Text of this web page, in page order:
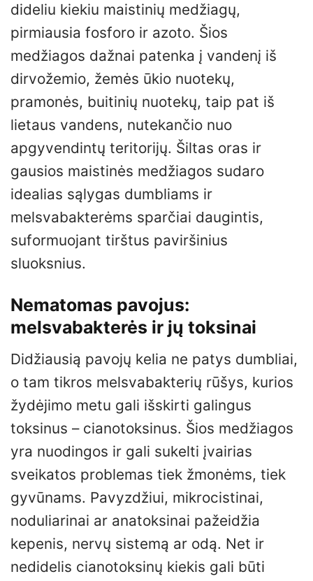
dideliu kiekiu maistinių medžiagų,
pirmiausia fosforo ir azoto. Šios
medžiagos dažnai patenka į vandenį iš
dirvožemio, žemės ūkio nuotekų,
pramonės, buitinių nuotekų, taip pat iš
lietaus vandens, nutekančio nuo
apgyvendintų teritorijų. Šiltas oras ir
gausios maistinės medžiagos sudaro
idealias sąlygas dumbliams ir
melsvabakterėms sparčiai daugintis,
suformuojant tirštus paviršinius
sluoksnius.
Nematomas pavojus:
melsvabakterės ir jų toksinai
Didžiausią pavojų kelia ne patys dumbliai,
o tam tikros melsvabakterių rūšys, kurios
žydėjimo metu gali išskirti galingus
toksinus – cianotoksinus. Šios medžiagos
yra nuodingos ir gali sukelti įvairias
sveikatos problemas tiek žmonėms, tiek
gyvūnams. Pavyzdžiui, mikrocistinai,
noduliarinai ar anatoksinai pažeidžia
kepenis, nervų sistemą ar odą. Net ir
nedidelis cianotoksinų kiekis gali būti